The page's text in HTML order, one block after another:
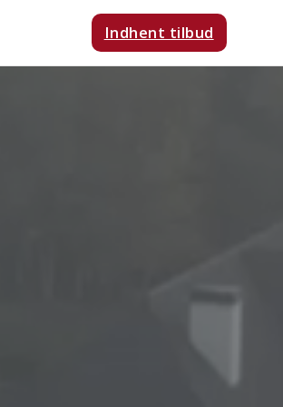
Indhent tilbud